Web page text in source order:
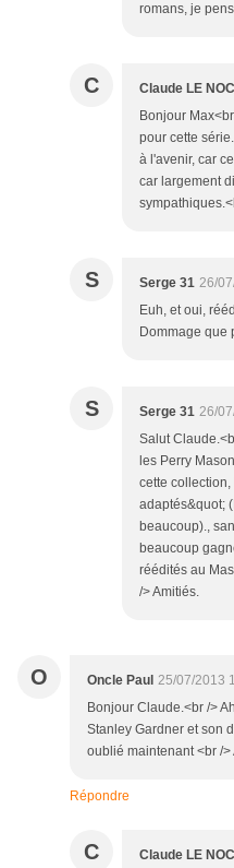
romans, je
C Claude LE
Bonjour
pour cette
à l'avenir, car
car largement
S Serge 31 26/
Euh, et oui,
Dommage que
S Serge 31 26/
Salut
les Perry
cette
adaptés&quot;
beaucoup).,
beaucoup
réédités au
/> Amitiés.
O Oncle Paul 25/07/2013
Bonjour Claude.<br />
Stanley Gardner et son
oublié maintenant <br />
Répondre
C Claude LE